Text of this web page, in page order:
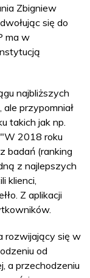
Zbigniew
się do
ma w
najbliższych
ale przypomniał
takich jak np.
2018 roku
badań (ranking
z najlepszych
klienci,
Z aplikacji
rozwijający się w
od
a przechodzeniu